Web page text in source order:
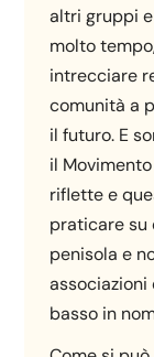
altri gruppi
molto
intrecciare
comunità a
il futuro. E
il
riflette e
praticare su
penisola e
associazioni
basso in